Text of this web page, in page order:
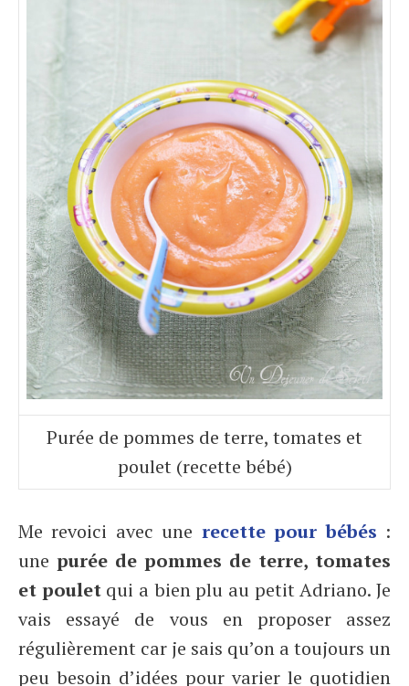
Purée de pommes de terre, tomates et
poulet (recette bébé)
Me revoici avec une recette pour bébés :
une purée de pommes de terre, tomates
et poulet qui a bien plu au petit Adriano. Je
vais essayé de vous en proposer assez
régulièrement car je sais qu’on a toujours un
peu besoin d’idées pour varier le quotidien